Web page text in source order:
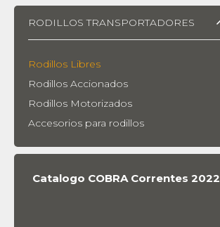
RODILLOS TRANSPORTADORES
Rodillos Libres
Rodillos Accionados
Rodillos Motorizados
Accesorios para rodillos
Catalogo COBRA Correntes 2022